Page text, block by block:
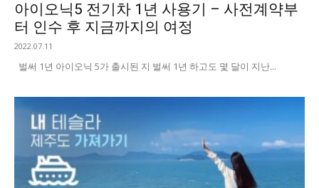
아이오닉5 전기차 1년 사용기 – 사전계약부
터 인수 후 지금까지의 여정
2022.07.11
벌써 1년 아이오닉 5가 출시된 지 벌써 1년 하고도 몇 달이 지난...